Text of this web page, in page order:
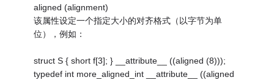
aligned (alignment)
该属性设定一个指定大小的对齐格式（以字节为单
位），例如：
struct S { short f[3]; } __attribute__ ((aligned (8)));
typedef int more_aligned_int __attribute__ ((aligned